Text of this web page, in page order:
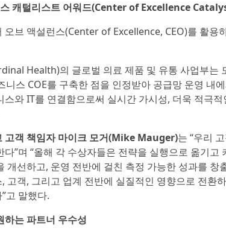
스 캐털리스트 어워드(Center of Excellence
오브 액설런스(Center of Excellence, CEO)를 활
Health)의 글로벌 의료 제품 및 유통 사업부는
니스 COE를 구축한 점을 인정받아 공급망 운영 내
스와 IT를 연결함으로써 실시간 가시성, 더욱 적극
고객 책임자 마이크 모거(Mike Mauger)는 “우리
다”며 “올해 각 수상자들은 전략을 실행으로 옮기
개선하고, 운영 전반에 걸친 측정 가능한 성과를
고객, 그리고 업계 전반에 실질적인 영향으로 전환
고 말했다.
하는 파트너 우수성